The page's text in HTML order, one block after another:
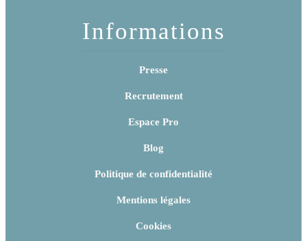
Informations
Presse
Recrutement
Espace Pro
Blog
Politique de confidentialité
Mentions légales
Cookies